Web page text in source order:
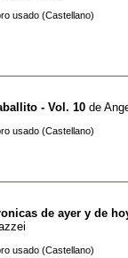
usado (Castellano)
- Vol. 10 de
usado (Castellano)
de ayer y de
usado (Castellano)